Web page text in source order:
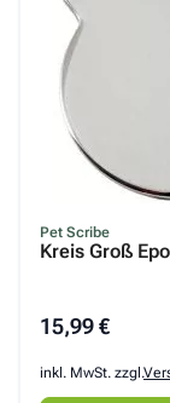
Pet Scribe
Kreis Groß
15,99 €
inkl. MwSt. zzgl.